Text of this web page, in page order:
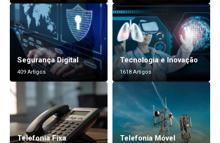
Segurança Digital
409 Artigos
Tecnologia e Inovação
1618 Artigos
Telefonia Fixa Telefonia Móvel